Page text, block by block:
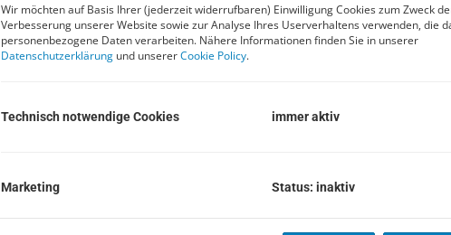
Wir möchten auf Basis Ihrer (jederzeit widerrufbaren) Einwilligung Cookies zum Zweck
Verbesserung unserer Website sowie zur Analyse Ihres Userverhaltens verwenden, die
personenbezogene Daten verarbeiten. Nähere Informationen finden Sie in unserer
Datenschutzerklärung und unsererCookie Policy.
Technisch notwendige Cookies immer aktiv
Marketing Status: inaktiv